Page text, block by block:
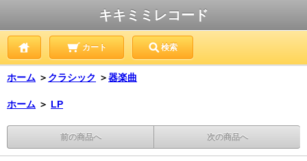
キキミミレコード
カート 検索
ホーム ＞ クラシック ＞器楽曲
ホーム ＞ LP
前の商品へ 次の商品へ